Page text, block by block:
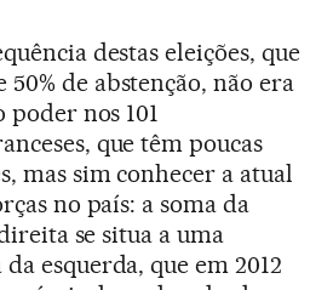
destas eleições, que
50% de abstenção, não era
nos 101
que têm poucas
mas sim conhecer a atual
no país: a soma da
se situa a uma
esquerda, que em 2012